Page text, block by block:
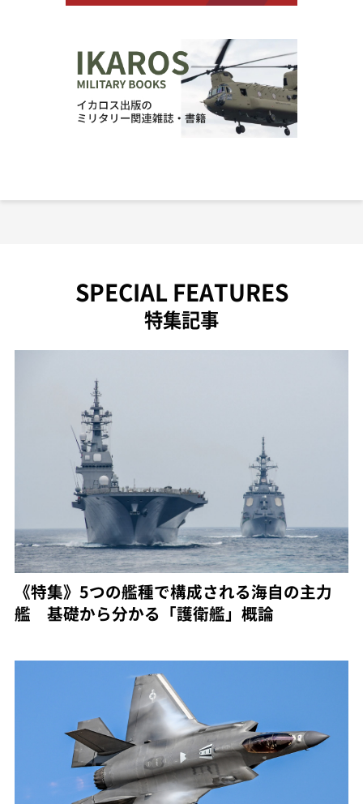
SPECIAL FEATURES
特集記事
《特集》5つの艦種で構成される海自の主力
艦 基礎から分かる「護衛艦」概論